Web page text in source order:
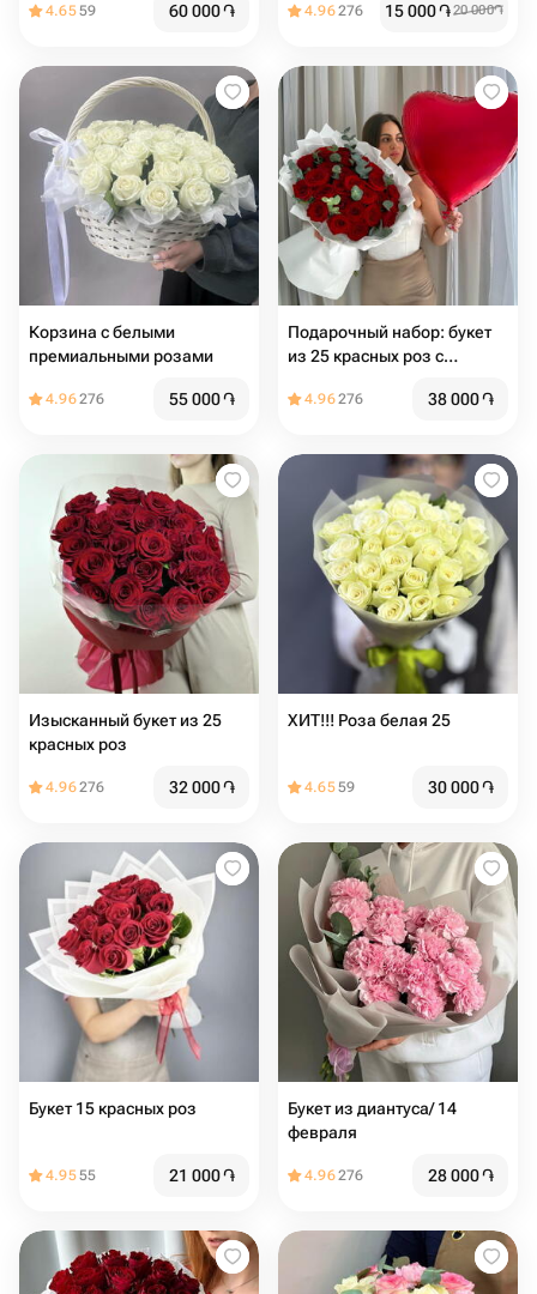
4.6559 60 000֏ 4.96276 15 000֏20 000֏
Корзина с белыми
премиальными розами
4.96276 55 000֏
Подарочный набор: букет
из 25 красных роз с
гелием
4.96276 38 000֏
Изысканный букет из 25
красных роз
4.96276 32 000֏
ХИТ!!! Роза белая 25
4.6559 30 000֏
Букет 15 красных роз
4.9555 21 000֏
Букет из диантуса/ 14
февраля
4.96276 28 000֏